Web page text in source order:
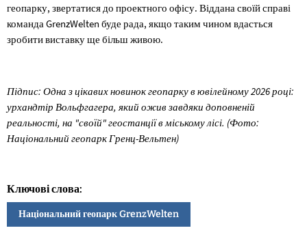
геопарку, звертатися до проектного офісу. Віддана своїй справі
команда GrenzWelten буде рада, якщо таким чином вдасться
зробити виставку ще більш живою.
Підпис: Одна з цікавих новинок геопарку в ювілейному 2026 році:
урхандтір Вольфгагера, який ожив завдяки доповненій
реальності, на "своїй" геостанції в міському лісі. (Фото:
Національний геопарк Гренц-Вельтен)
Ключові слова:
Національний геопарк GrenzWelten